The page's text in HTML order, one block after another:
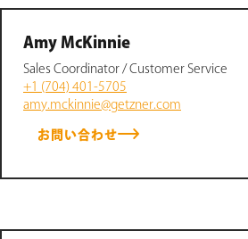
Amy McKinnie
Sales Coordinator / Customer Service
+1 (704) 401-5705
amy.mckinnie@getzner.com
お問い合わせ